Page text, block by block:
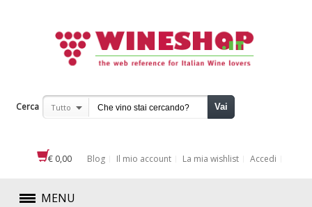
Cerca Tutto Vai
€ 0,00 Blog Il mio account La mia wishlist Accedi
MENU